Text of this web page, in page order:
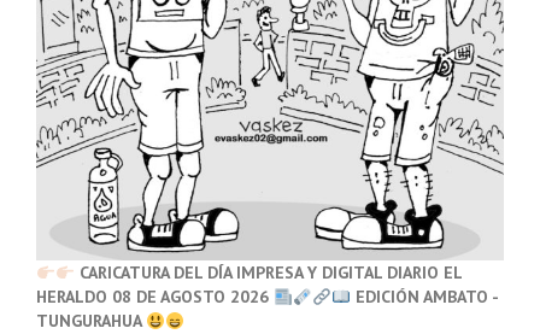
CARICATURA DEL DÍA IMPRESA Y DIGITAL DIARIO EL
HERALDO 08 DE AGOSTO 2026
EDICIÓN AMBATO -
TUNGURAHUA